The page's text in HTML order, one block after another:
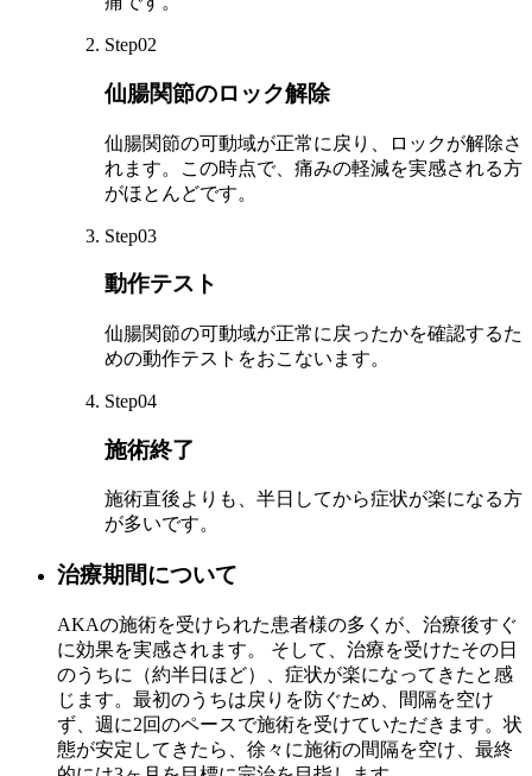
Step02
仙腸関節のロック解除
仙腸関節の可動域が正常に戻り、ロックが解除さ
れます。この時点で、痛みの軽減を実感される方
がほとんどです。
Step03
動作テスト
仙腸関節の可動域が正常に戻ったかを確認するた
めの動作テストをおこないます。
Step04
施術終了
施術直後よりも、半日してから症状が楽になる方
が多いです。
治療期間について
AKAの施術を受けられた患者様の多くが、治療後すぐ
に効果を実感されます。 そして、治療を受けたその日
のうちに（約半日ほど）、症状が楽になってきたと感
じます。最初のうちは戻りを防ぐため、間隔を空け
ず、週に2回のペースで施術を受けていただきます。状
態が安定してきたら、徐々に施術の間隔を空け、最終